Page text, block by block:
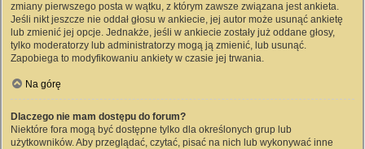
zmiany pierwszego posta w wątku, z którym zawsze związana jest ankieta.
Jeśli nikt jeszcze nie oddał głosu w ankiecie, jej autor może usunąć ankietę
lub zmienić jej opcje. Jednakże, jeśli w ankiecie zostały już oddane głosy,
tylko moderatorzy lub administratorzy mogą ją zmienić, lub usunąć.
Zapobiega to modyfikowaniu ankiety w czasie jej trwania.
Na górę
Dlaczego nie mam dostępu do forum?
Niektóre fora mogą być dostępne tylko dla określonych grup lub
użytkowników. Aby przeglądać, czytać, pisać na nich lub wykonywać inne